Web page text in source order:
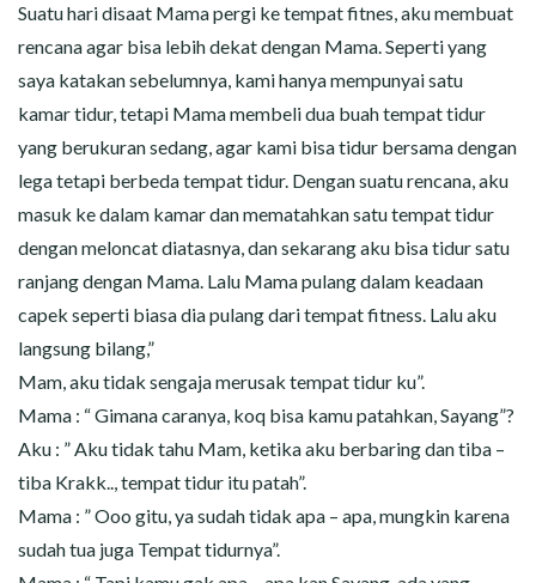
Suatu hari disaat Mama pergi ke tempat fitnes, aku membuat
rencana agar bisa lebih dekat dengan Mama. Seperti yang
saya katakan sebelumnya, kami hanya mempunyai satu
kamar tidur, tetapi Mama membeli dua buah tempat tidur
yang berukuran sedang, agar kami bisa tidur bersama dengan
lega tetapi berbeda tempat tidur. Dengan suatu rencana, aku
masuk ke dalam kamar dan mematahkan satu tempat tidur
dengan meloncat diatasnya, dan sekarang aku bisa tidur satu
ranjang dengan Mama. Lalu Mama pulang dalam keadaan
capek seperti biasa dia pulang dari tempat fitness. Lalu aku
langsung bilang,”
Mam, aku tidak sengaja merusak tempat tidur ku”.
Mama : “ Gimana caranya, koq bisa kamu patahkan, Sayang”?
Aku : ” Aku tidak tahu Mam, ketika aku berbaring dan tiba –
tiba Krakk.., tempat tidur itu patah”.
Mama : ” Ooo gitu, ya sudah tidak apa – apa, mungkin karena
sudah tua juga Tempat tidurnya”.